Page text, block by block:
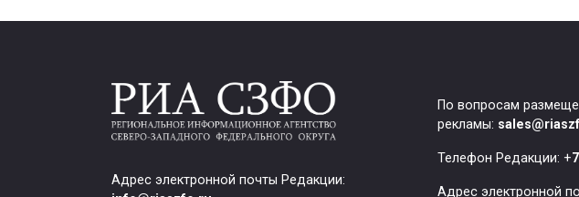
Адрес электронной почты Редакции:
По вопросам
рекламы:
Телефон Редакции: +
Адрес электронной